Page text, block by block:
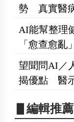
勢 真實醫
AI能幫整理
「愈查愈
望聞問AI／
揭優點 醫
▋編輯推薦